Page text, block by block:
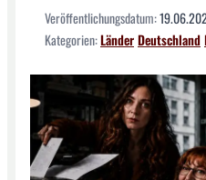
Veröffentlichungsdatum:
Kategorien:LänderDeutschland